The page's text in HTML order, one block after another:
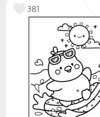
381